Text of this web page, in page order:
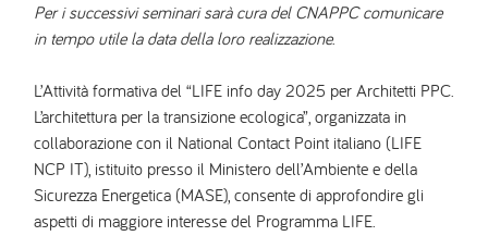
Per i successivi seminari sarà cura del CNAPPC comunicare
in tempo utile la data della loro realizzazione.
L’Attività formativa del “LIFE info day 2025 per Architetti PPC.
L’architettura per la transizione ecologica”, organizzata in
collaborazione con il National Contact Point italiano (LIFE
NCP IT), istituito presso il Ministero dell’Ambiente e della
Sicurezza Energetica (MASE), consente di approfondire gli
aspetti di maggiore interesse del Programma LIFE.